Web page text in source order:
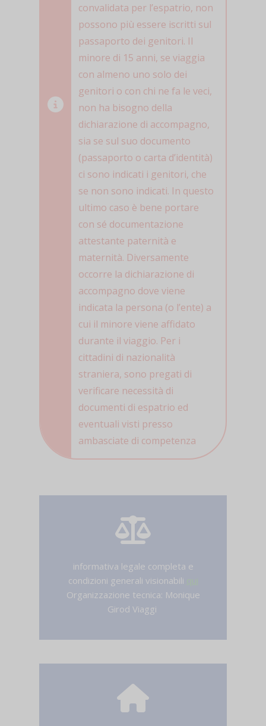
convalidata per l’espatrio, non
possono più essere iscritti sul
passaporto dei genitori. Il
minore di 15 anni, se viaggia
con almeno uno solo dei
genitori o con chi ne fa le veci,
non ha bisogno della
dichiarazione di accompagno,
sia se sul suo documento
(passaporto o carta d’identità)
ci sono indicati i genitori, che
se non sono indicati. In questo
ultimo caso è bene portare
con sé documentazione
attestante paternità e
maternità. Diversamente
occorre la dichiarazione di
accompagno dove viene
indicata la persona (o l’ente) a
cui il minore viene affidato
durante il viaggio. Per i
cittadini di nazionalità
straniera, sono pregati di
verificare necessità di
documenti di espatrio ed
eventuali visti presso
ambasciate di competenza
informativa legale completa e
condizioni generali visionabili
Organizzazione tecnica: Monique
Girod Viaggi